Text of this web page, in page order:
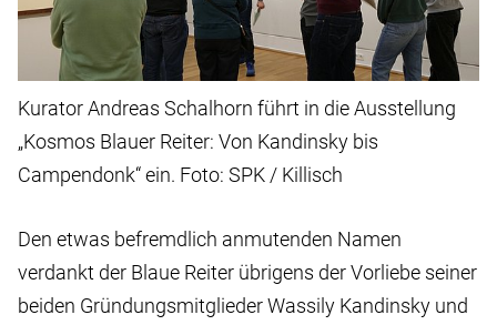
Kurator Andreas Schalhorn führt in die Ausstellung
„Kosmos Blauer Reiter: Von Kandinsky bis
Campendonk“ ein. Foto: SPK / Killisch
Den etwas befremdlich anmutenden Namen
verdankt der Blaue Reiter übrigens der Vorliebe seiner
beiden Gründungsmitglieder Wassily Kandinsky und